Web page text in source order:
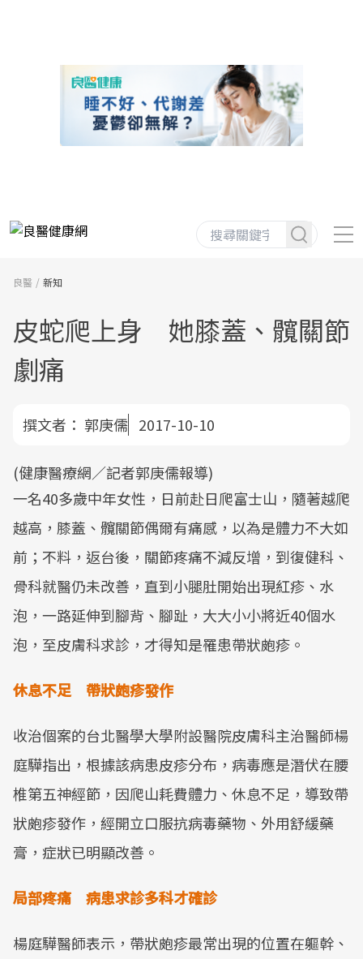
良醫 新知
皮蛇爬上身 她膝蓋、髖關節
劇痛
撰文者： 郭庚儒 2017-10-10
(健康醫療網／記者郭庚儒報導)
一名40多歲中年女性，日前赴日爬富士山，隨著越爬
越高，膝蓋、髖關節偶爾有痛感，以為是體力不大如
前；不料，返台後，關節疼痛不減反增，到復健科、
骨科就醫仍未改善，直到小腿肚開始出現紅疹、水
泡，一路延伸到腳背、腳趾，大大小小將近40個水
泡，至皮膚科求診，才得知是罹患帶狀皰疹。
休息不足 帶狀皰疹發作
收治個案的台北醫學大學附設醫院皮膚科主治醫師楊
庭驊指出，根據該病患皮疹分布，病毒應是潛伏在腰
椎第五神經節，因爬山耗費體力、休息不足，導致帶
狀皰疹發作，經開立口服抗病毒藥物、外用舒緩藥
膏，症狀已明顯改善。
局部疼痛 病患求診多科才確診
楊庭驊醫師表示，帶狀皰疹最常出現的位置在軀幹、